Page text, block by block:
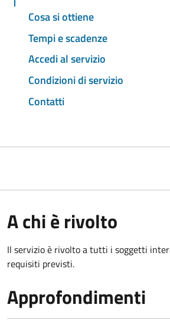
Cosa si ottiene
Tempi e scadenze
Accedi al servizio
Condizioni di servizio
Contatti
A chi è rivolto
Il servizio è rivolto a tutti i soggetti
requisiti previsti.
Approfondimenti